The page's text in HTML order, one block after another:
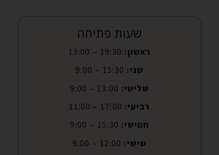
שעות פתיחה
ראשון:
שני:
שלישי:
רביעי:
חמישי:
שישי: